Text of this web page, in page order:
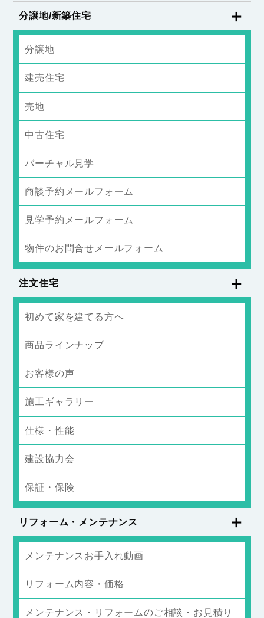
分譲地/新築住宅
分譲地
建売住宅
売地
中古住宅
バーチャル見学
商談予約メールフォーム
見学予約メールフォーム
物件のお問合せメールフォーム
注文住宅
初めて家を建てる方へ
商品ラインナップ
お客様の声
施工ギャラリー
仕様・性能
建設協力会
保証・保険
リフォーム・メンテナンス
メンテナンスお手入れ動画
リフォーム内容・価格
メンテナンス・リフォームのご相談・お見積り